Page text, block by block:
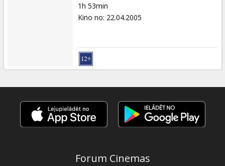
1h 53min
Kino no: 22.04.2005
Forum Cinemas